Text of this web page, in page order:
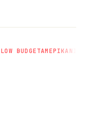
LOW BUDGETΑΜΕΡΙΚΑΝΙΚΗ